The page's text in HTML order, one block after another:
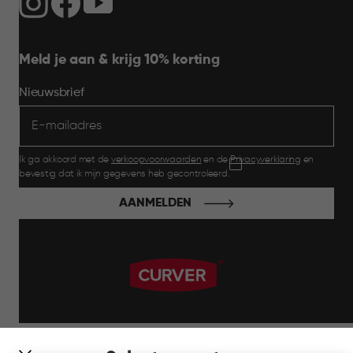
Meld je aan & krijg 10% korting
Nieuwsbrief
Ik ga akkoord met de verkoopvoorwaarden en dePrivacyverklaring en
bevestig dat ik mijn gegevens heb gecontroleerd.
AANMELDEN